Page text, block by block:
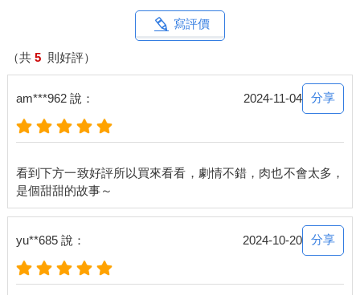
寫評價
（共 5 則好評）
am***962 說： 2024-11-04 分享
看到下方一致好評所以買來看看，劇情不錯，肉也不會太多，
yu**685 說： 2024-10-20 分享